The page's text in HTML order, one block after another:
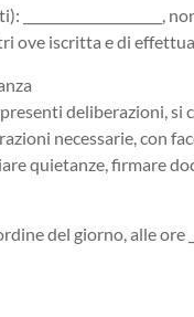
ove iscritta e di
deliberazioni,
necessarie, con
quietanze, firmare
del giorno, alle ore